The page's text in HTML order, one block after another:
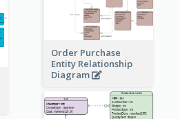
Order Purchase
Entity Relationship
Diagram